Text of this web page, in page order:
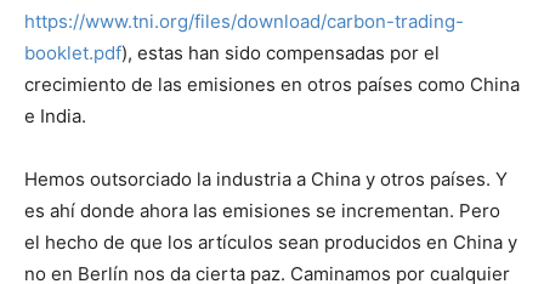
https://www.tni.org/files/download/carbon-trading-
booklet.pdf), estas han sido compensadas por el
crecimiento de las emisiones en otros países como China
e India.
Hemos outsorciado la industria a China y otros países. Y
es ahí donde ahora las emisiones se incrementan. Pero
el hecho de que los artículos sean producidos en China y
no en Berlín nos da cierta paz. Caminamos por cualquier